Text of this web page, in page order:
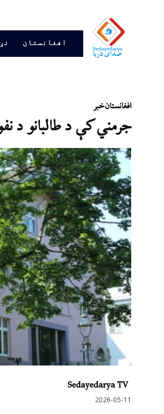
افغانستان
افغانستانخبر
جرمني کې د طالبانو د
Sedayedarya TV
2026-05-11